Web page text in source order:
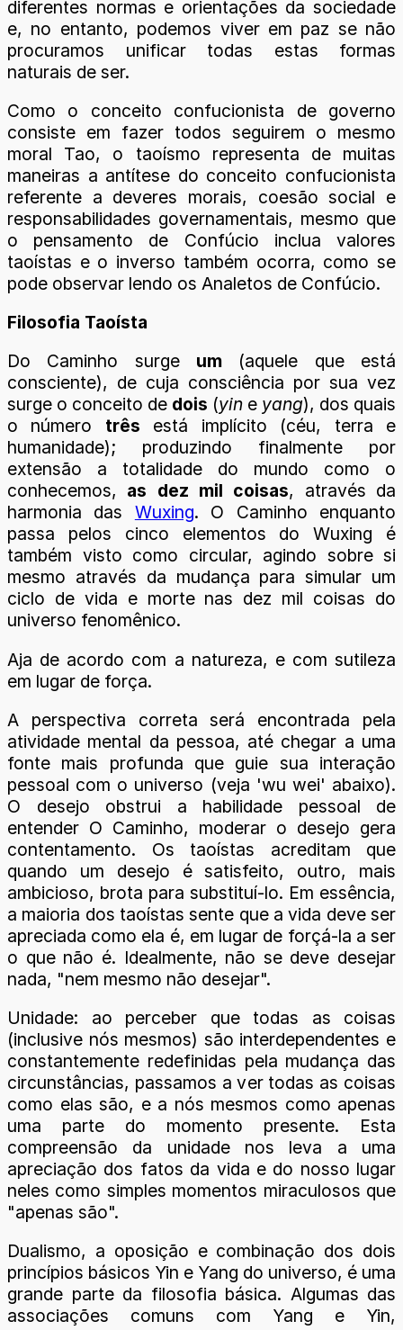
diferentes normas e orientações da sociedade
e, no entanto, podemos viver em paz se não
procuramos unificar todas estas formas
naturais de ser.
Como o conceito confucionista de governo
consiste em fazer todos seguirem o mesmo
moral Tao, o taoísmo representa de muitas
maneiras a antítese do conceito confucionista
referente a deveres morais, coesão social e
responsabilidades governamentais, mesmo que
o pensamento de Confúcio inclua valores
taoístas e o inverso também ocorra, como se
pode observar lendo os Analetos de Confúcio.
Filosofia Taoísta
Do Caminho surge um (aquele que está
consciente), de cuja consciência por sua vez
surge o conceito de dois (yin e yang), dos quais
o número três está implícito (céu, terra e
humanidade); produzindo finalmente por
extensão a totalidade do mundo como o
conhecemos, as dez mil coisas, através da
harmonia das Wuxing. O Caminho enquanto
passa pelos cinco elementos do Wuxing é
também visto como circular, agindo sobre si
mesmo através da mudança para simular um
ciclo de vida e morte nas dez mil coisas do
universo fenomênico.
Aja de acordo com a natureza, e com sutileza
em lugar de força.
A perspectiva correta será encontrada pela
atividade mental da pessoa, até chegar a uma
fonte mais profunda que guie sua interação
pessoal com o universo (veja 'wu wei' abaixo).
O desejo obstrui a habilidade pessoal de
entender O Caminho, moderar o desejo gera
contentamento. Os taoístas acreditam que
quando um desejo é satisfeito, outro, mais
ambicioso, brota para substituí-lo. Em essência,
a maioria dos taoístas sente que a vida deve ser
apreciada como ela é, em lugar de forçá-la a ser
o que não é. Idealmente, não se deve desejar
nada, "nem mesmo não desejar".
Unidade: ao perceber que todas as coisas
(inclusive nós mesmos) são interdependentes e
constantemente redefinidas pela mudança das
circunstâncias, passamos a ver todas as coisas
como elas são, e a nós mesmos como apenas
uma parte do momento presente. Esta
compreensão da unidade nos leva a uma
apreciação dos fatos da vida e do nosso lugar
neles como simples momentos miraculosos que
"apenas são".
Dualismo, a oposição e combinação dos dois
princípios básicos Yin e Yang do universo, é uma
grande parte da filosofia básica. Algumas das
associações comuns com Yang e Yin,